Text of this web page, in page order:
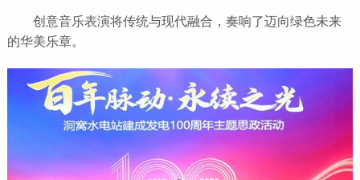
创意音乐表演将传统与现代融合，奏响了迈向绿色未来
的华美乐章。